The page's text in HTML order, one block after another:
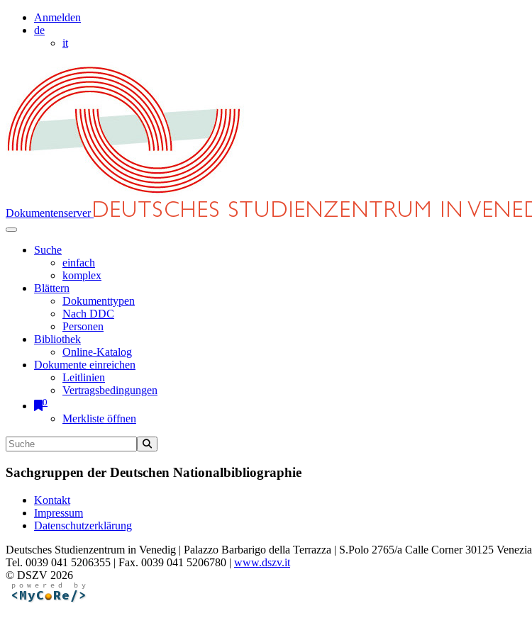
Anmelden
de
it
Dokumentenserver
Suche
einfach
komplex
Blättern
Dokumenttypen
Nach DDC
Personen
Bibliothek
Online-Katalog
Dokumente einreichen
Leitlinien
Vertragsbedingungen
0
Merkliste öffnen
Sachgruppen der Deutschen Nationalbibliographie
Kontakt
Impressum
Datenschutzerklärung
Deutsches Studienzentrum in Venedig | Palazzo Barbarigo della Terrazza | S.Polo 2765/a Calle Corner 30125 Venezia
Tel. 0039 041 5206355 | Fax. 0039 041 5206780 | www.dszv.it
© DSZV 2026